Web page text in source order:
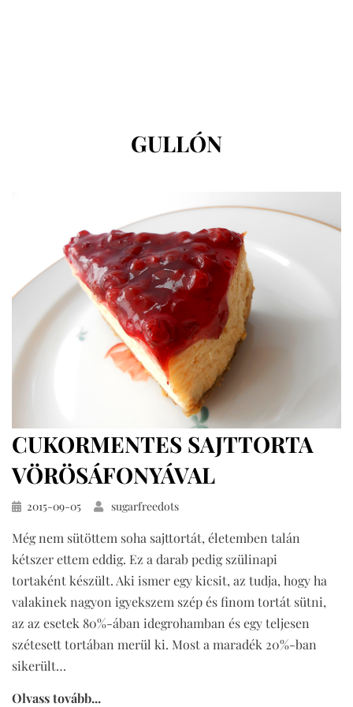
CÍMKE
:
GULLÓN
CUKORMENTES SAJTTORTA
VÖRÖSÁFONYÁVAL
Közzétéve
2015-09-05 sugarfreedots
Még nem sütöttem soha sajttortát, életemben talán
kétszer ettem eddig. Ez a darab pedig szülinapi
tortaként készült. Aki ismer egy kicsit, az tudja, hogy ha
valakinek nagyon igyekszem szép és finom tortát sütni,
az az esetek 80%-ában idegrohamban és egy teljesen
szétesett tortában merül ki. Most a maradék 20%-ban
sikerült…
Olvass tovább...